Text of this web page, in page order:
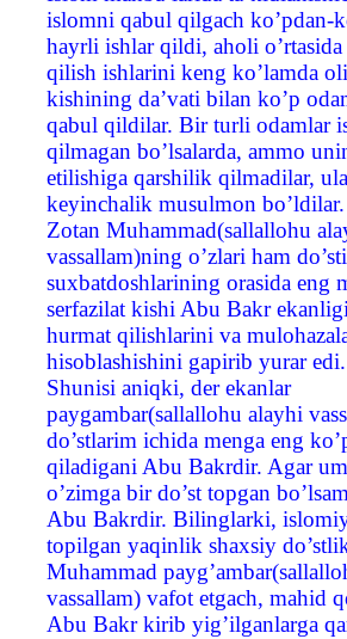
islomni qabul qilgach ko’pdan-
hayrli ishlar qildi, aholi o’rtasida
qilish ishlarini keng ko’lamda
kishining da’vati bilan ko’p
qabul qildilar. Bir turli odamlar
qilmagan bo’lsalarda, ammo
etilishiga qarshilik qilmadilar,
keyinchalik musulmon bo’ldilar.
Zotan Muhammad(sallallohu
vassallam)ning o’zlari ham
suxbatdoshlarining orasida eng
serfazilat kishi Abu Bakr
hurmat qilishlarini va
hisoblashishini gapirib yurar edi.
Shunisi aniqki, der ekanlar
paygambar(sallallohu alayhi
do’stlarim ichida menga eng
qiladigani Abu Bakrdir. Agar
o’zimga bir do’st topgan
Abu Bakrdir. Bilinglarki,
topilgan yaqinlik shaxsiy
Muhammad
vassallam) vafot etgach, mahid
Abu Bakr kirib yig’ilganlarga